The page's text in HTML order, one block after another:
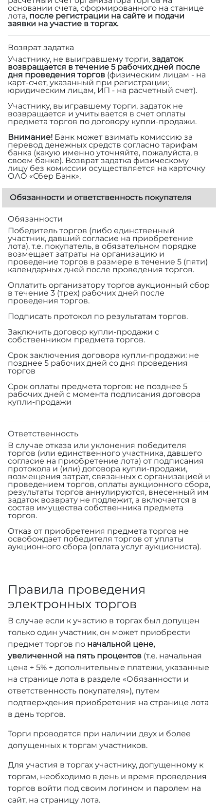
основании счета, сформированного на станице
лота, после регистрации на сайте и подачи
заявки на участие в торгах.
Возврат задатка
Участнику, не выигравшему торги, задаток
возвращается в течение 5 рабочих дней после
дня проведения торгов (физическим лицам - на
карт-счет, указанный при регистрации;
юридическим лицам, ИП - на расчетный счет).
Участнику, выигравшему торги, задаток не
возвращается и учитывается в счет оплаты
предмета торгов по договору купли-продажи.
Внимание! Банк может взимать комиссию за
перевод денежных средств согласно тарифам
банка (какую именно уточняйте, пожалуйста, в
своем банке). Возврат задатка физическому
лицу без комиссии осуществляется на карточку
ОАО «Сбер Банк».
Обязанности и ответственность покупателя
Обязанности
Победитель торгов (либо единственный
участник, давший согласие на приобретение
лота), т.е. покупатель, в обязательном порядке
возмещает затраты на организацию и
проведение торгов в размере в течение 5 (пяти)
календарных дней после проведения торгов.
Оплатить организатору торгов аукционный сбор
в течение 3 (трех) рабочих дней после
проведения торгов.
Подписать протокол по результатам торгов.
Заключить договор купли-продажи с
собственником предмета торгов.
Срок заключения договора купли-продажи: не
позднее 5 рабочих дней со дня проведения
торгов
Срок оплаты предмета торгов: не позднее 5
рабочих дней с момента подписания договора
купли-продажи
Ответственность
В случае отказа или уклонения победителя
торгов (или единственного участника, давшего
согласие на приобретение лота) от подписания
протокола и (или) договора купли-продажи,
возмещения затрат, связанных с организацией и
проведением торгов, оплаты аукционного сбора,
результаты торгов аннулируются, внесенный им
задаток возврату не подлежит, а включается в
состав имущества собственника предмета
торгов.
Отказ от приобретения предмета торгов не
освобождает победителя торгов от уплаты
аукционного сбора (оплата услуг аукциониста).
Правила проведения
электронных торгов
В случае если к участию в торгах был допущен
только один участник, он может приобрести
предмет торгов по начальной цене,
увеличенной на пять процентов (т.е. начальная
цена + 5% + дополнительные платежи, указанные
на странице лота в разделе «Обязанности и
ответственность покупателя»), путем
подтверждения приобретения на странице лота
в день торгов.
Торги проводятся при наличии двух и более
допущенных к торгам участников.
Для участия в торгах участнику, допущенному к
торгам, необходимо в день и время проведения
торгов войти под своим логином и паролем на
сайт, на страницу лота.